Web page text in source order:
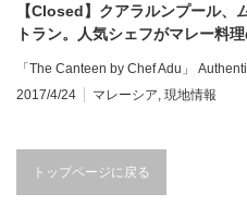
【Closed】クアラルンプール、
トラン。人気シェフがマレー料
「The Canteen by Chef Adu」
2017/4/24
マレーシア 現地情報
トップページに戻る